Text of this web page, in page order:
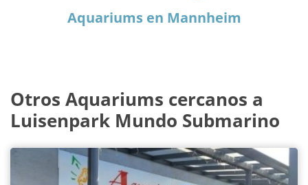
Aquariums en Mannheim
Otros Aquariums cercanos a
Luisenpark Mundo Submarino